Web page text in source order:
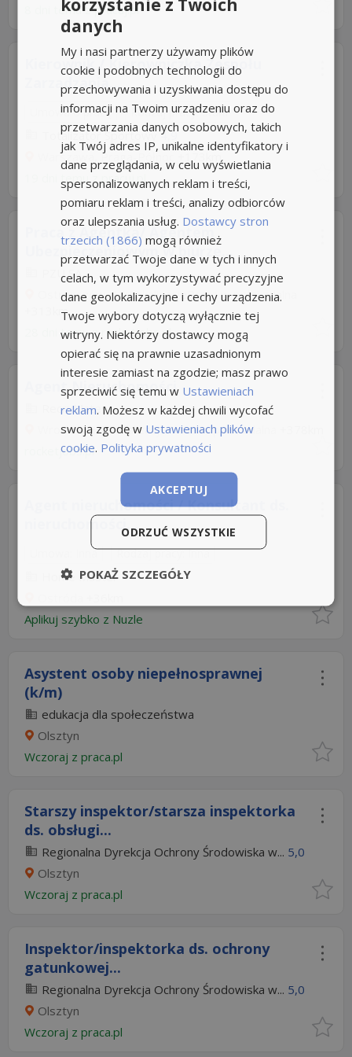
8 dni temu zpracuj.pl
Kierownik / Kierowniczka Zespołu
Zarządzania...
Umowa o pracę Rodzaj pracy: Stała
Totalizator Sportowy 4,9
Warszawa, Praga-Północ
+173km
19 dni temu zpracuj.pl
Praca z Agentką/ Agentem
Ubezpieczeniowym w biurze...
PZU SA
Ostrzeszów, +3 LokalizacjePraca w pełni zdalna
+313km
28 dni temu z rocketjobs.pl
Agent Nieruchomości
RecruMates
Wrocław, +4 LokalizacjePraca w pełni zdalna
rocketjobs.pl
Agent nieruchomości / Konsultant ds.
nieruchomości...
Umowa: Inna Rodzaj pracy: Inna
Home Master
Aplikuj szybko z Nuzle
Asystent osoby niepełnosprawnej
(k/m)
edukacja dla społeczeństwa
Olsztyn
Wczoraj z praca.pl
Starszy inspektor/starsza inspektorka
ds. obsługi...
Regionalna Dyrekcja Ochrony Środowiska w... 5,0
Olsztyn
Wczoraj z praca.pl
Inspektor/inspektorka ds. ochrony
gatunkowej...
Regionalna Dyrekcja Ochrony Środowiska w... 5,0
Olsztyn
Wczoraj z praca.pl
danych
My i nasi partnerzy używamy plików
cookie i podobnych technologii do
przechowywania i uzyskiwania dostępu do
informacji na Twoim urządzeniu oraz do
przetwarzania danych osobowych, takich
jak Twój adres IP, unikalne identyfikatory i
dane przeglądania, w celu wyświetlania
spersonalizowanych reklam i treści,
pomiaru reklam i treści, analizy odbiorców
oraz ulepszania usług. Dostawcy stron
trzecich (1866) mogą również
przetwarzać Twoje dane w tych i innych
celach, w tym wykorzystywać precyzyjne
dane geolokalizacyjne i cechy urządzenia.
Twoje wybory dotyczą wyłącznie tej
witryny. Niektórzy dostawcy mogą
opierać się na prawnie uzasadnionym
interesie zamiast na zgodzie; masz prawo
sprzeciwić się temu w Ustawieniach
reklam. Możesz w każdej chwili wycofać
swoją zgodę w Ustawieniach plików
cookie. Polityka prywatności
AKCEPTUJ
ODRZUĆ WSZYSTKIE
POKAŻ SZCZEGÓŁY